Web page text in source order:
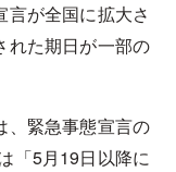
が全国に拡大さ
れた期日が一部の
、緊急事態宣言の
「5月19日以降に